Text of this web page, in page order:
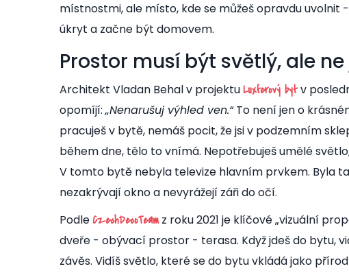
místnostmi, ale místo, kde se můžeš opravdu
úkryt a začne být domovem.
Prostor musí být světlý, ale
Architekt Vladan Behal v projektuLuxferový bytv
opomíjí:„Nenarušuj výhled ven.“To není jen o
pracuješ v bytě, nemáš pocit, že jsi v podzemním
během dne, tělo to vnímá. Nepotřebuješ umělé
V tomto bytě nebyla televize hlavním prvkem. Byla
nezakrývají okno a nevyrážejí záři do očí.
PodleCzechDecoTeam z roku 2021 je klíčové „vizuální
dveře - obývací prostor - terasa. Když jdeš do bytu,
závěs. Vidíš světlo, které se do bytu vkládá jako